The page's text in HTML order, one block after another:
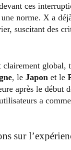
ces
norme. X a
suscitant des
global,
, le Japon et le
après le début
a
sur